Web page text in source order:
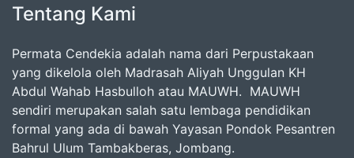
Tentang Kami
Permata Cendekia adalah nama dari Perpustakaan
yang dikelola oleh Madrasah Aliyah Unggulan KH
Abdul Wahab Hasbulloh atau MAUWH. MAUWH
sendiri merupakan salah satu lembaga pendidikan
formal yang ada di bawah Yayasan Pondok Pesantren
Bahrul Ulum Tambakberas, Jombang.